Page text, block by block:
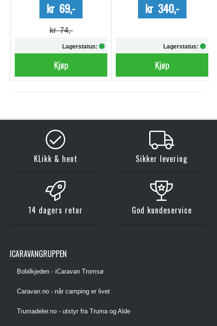
kr 69,-
kr 74,-
Lagerstatus:
Kjøp
kr 340,-
Lagerstatus:
Kjøp
KLikk & hent Sikker levering
14 dagers retur God kundeservice
ICARAVANGRUPPEN
Bobilkjeden - iCaravan Tromsø
Caravan.no - når camping er livet
Trumadeler.no - utstyr fra Truma og Alde